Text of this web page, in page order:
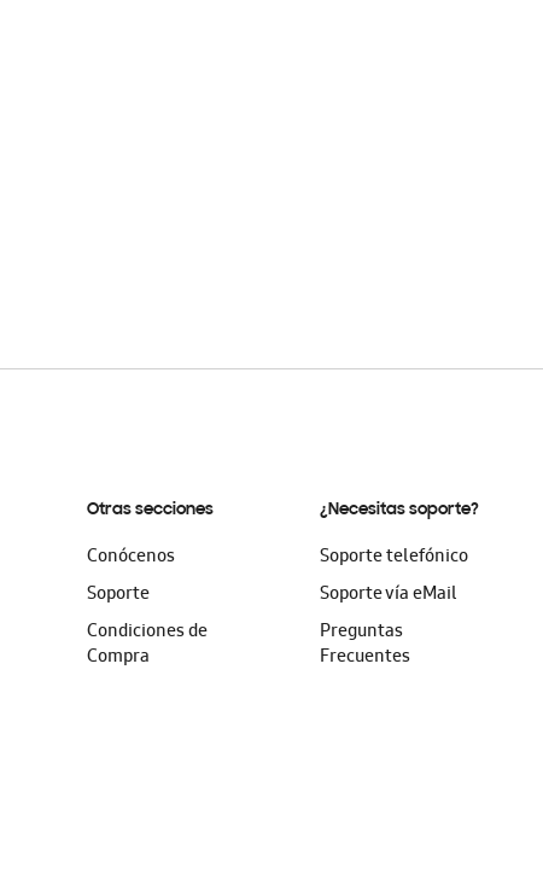
Otras secciones
Conócenos
Soporte
Condiciones de
Compra
¿Necesitas soporte?
Soporte telefónico
Soporte vía eMail
Preguntas
Frecuentes